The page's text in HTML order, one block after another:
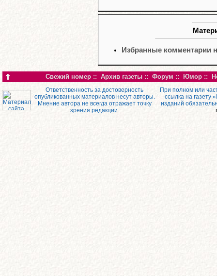
Избранные комментарии
Свежий номер :: Архив газеты :: Форум :: Юмор ::
Ответственность за достоверность
опубликованных материалов несут авторы.
Мнение автора не всегда отражает точку
зрения редакции.
При полном или
ссылка на газету
изданий